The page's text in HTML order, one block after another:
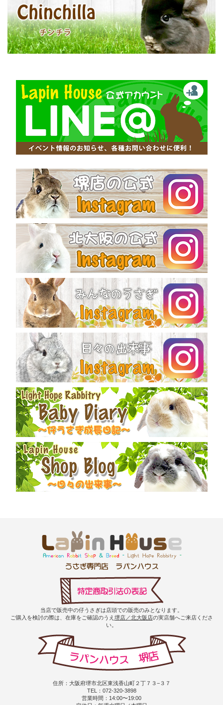
当店で販売中の仔うさぎは店頭での販売のみとなります。
ご購入を検討の際は、在庫をご確認のうえ 堺店／北大阪店の実店舗へご来店くださ
い。
住所：大阪府堺市北区東浅香山町２丁７３−３７
TEL：072-320-3898
営業時間：14:00〜19:00